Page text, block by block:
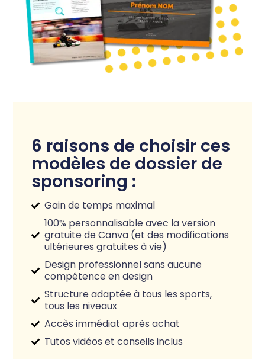
6 raisons de choisir ces
modèles de dossier de
sponsoring :
Gain de temps maximal
100% personnalisable avec la version
gratuite de Canva (et des modifications
ultérieures gratuites à vie)
Design professionnel sans aucune
compétence en design
Structure adaptée à tous les sports,
tous les niveaux
Accès immédiat après achat
Tutos vidéos et conseils inclus